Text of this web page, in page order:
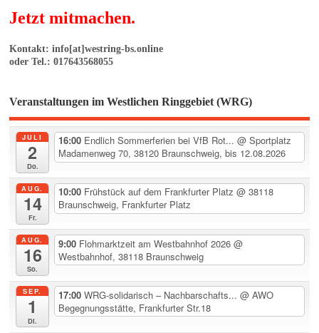
Jetzt mitmachen.
Kontakt: info[at]westring-bs.online
oder Tel.: 017643568055
Veranstaltungen im Westlichen Ringgebiet (WRG)
JULI
2
Do.
16:00 Endlich Sommerferien bei VfB Rot...@ Sportplatz
Madamenweg 70, 38120 Braunschweig, bis 12.08.2026
AUG.
14
Fr.
10:00 Frühstück auf dem Frankfurter Platz@ 38118
Braunschweig, Frankfurter Platz
AUG.
16
So.
9:00 Flohmarktzeit am Westbahnhof 2026@
Westbahnhof, 38118 Braunschweig
SEP.
1
Di.
17:00WRG-solidarisch – Nachbarschafts...@ AWO
Begegnungsstätte, Frankfurter Str.18